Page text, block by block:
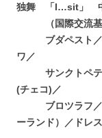
独舞 「I…sit」 中
（国際交流基
ブダペスト／ウ
ワ／
サンクトペテル
(チェコ)／
ブロツラフ／ワ
ーランド）／ドレ